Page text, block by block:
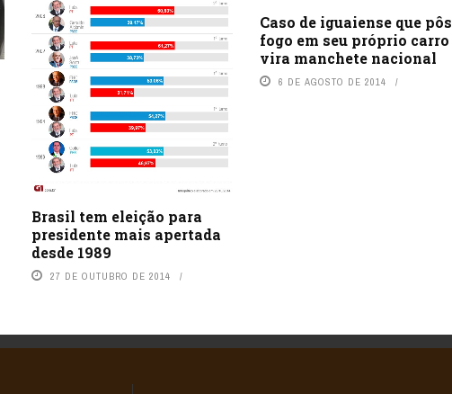
Brasil tem eleição para
presidente mais apertada
desde 1989
27 DE OUTUBRO DE 2014
Caso de iguaiense que pôs
fogo em seu próprio carro
vira manchete nacional
6 DE AGOSTO DE 2014